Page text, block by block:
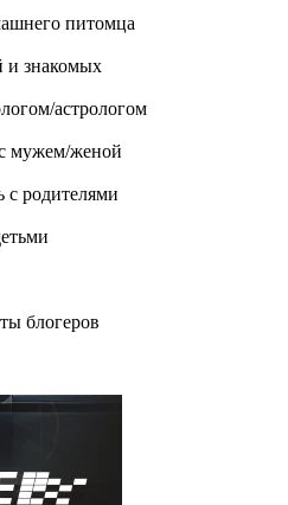
питомца
и знакомых
астрологом
мужем/женой
с родителями
блогеров